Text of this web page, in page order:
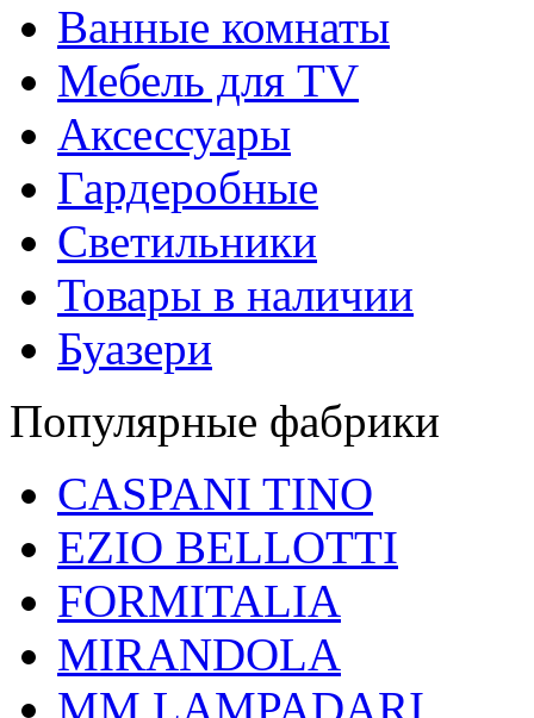
Ванные комнаты
Мебель для TV
Аксессуары
Гардеробные
Светильники
Товары в наличии
Буазери
Популярные фабрики
CASPANI TINO
EZIO BELLOTTI
FORMITALIA
MIRANDOLA